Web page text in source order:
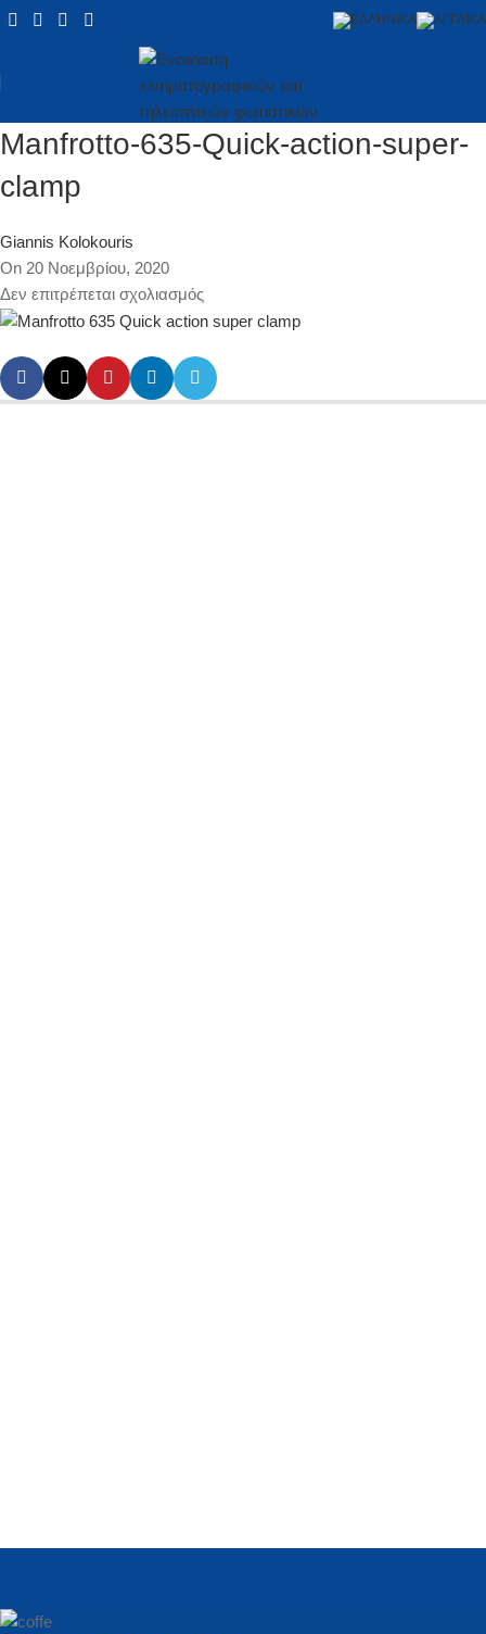
Manfrotto-635-Quick-action-super-
clamp
Giannis Kolokouris
On 20 Νοεμβρίου, 2020
Δεν επιτρέπεται σχολιασμός